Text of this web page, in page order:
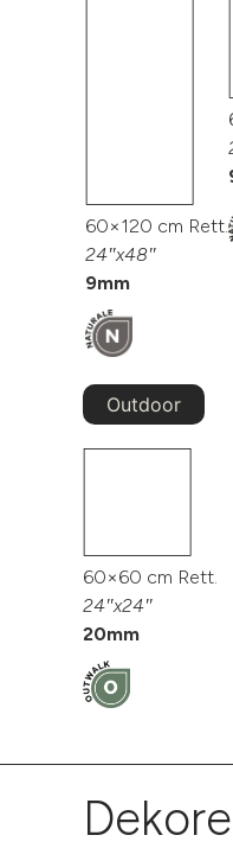
60×120 cm Rett.
24″x48″
9mm
Outdoor
60×60 cm Rett.
24″x24″
20mm